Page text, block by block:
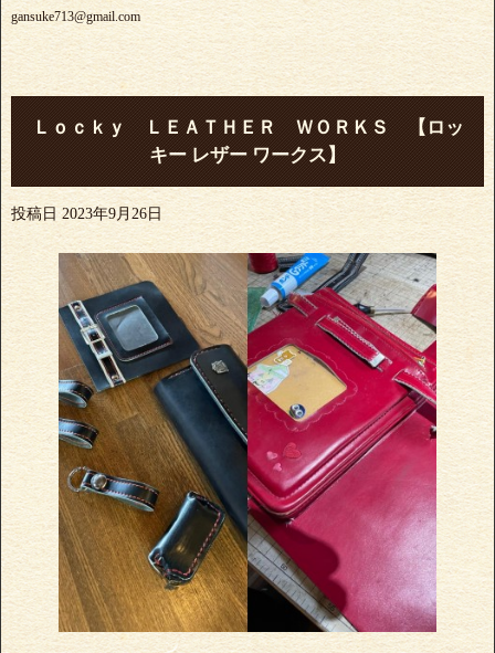
gansuke713@gmail.com
Ｌｏｃｋｙ ＬＥＡＴＨＥＲ ＷＯＲＫＳ 【ロッ
キー レザー ワークス】
投稿日 2023年9月26日